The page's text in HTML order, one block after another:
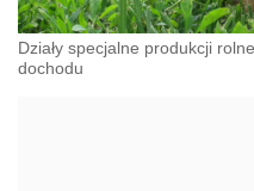
Działy specjalne produkcji
dochodu